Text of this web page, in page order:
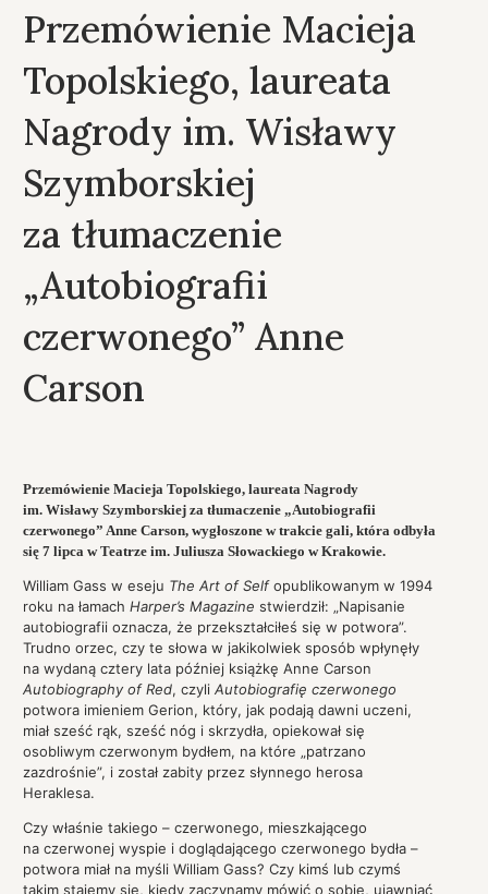
Przemówienie Macieja
Topolskiego, laureata
Nagrody im. Wisławy
Szymborskiej
za tłumaczenie
„Autobiografii
czerwonego” Anne
Carson
Przemówienie Macieja Topolskiego, laureata Nagrody
im. Wisławy Szymborskiej za tłumaczenie „Autobiografii
czerwonego” Anne Carson, wygłoszone w trakcie gali, która odbyła
się 7 lipca w Teatrze im. Juliusza Słowackiego w Krakowie.
William Gass w eseju The Art of Selfopublikowanym w 1994
roku na łamach Harper’s Magazine stwierdził: „Napisanie
autobiografii oznacza, że przekształciłeś się w potwora”.
Trudno orzec, czy te słowa w jakikolwiek sposób wpłynęły
na wydaną cztery lata później książkę Anne Carson
Autobiography of Red, czyli Autobiografię czerwonego
potwora imieniem Gerion, który, jak podają dawni uczeni,
miał sześć rąk, sześć nóg i skrzydła, opiekował się
osobliwym czerwonym bydłem, na które „patrzano
zazdrośnie”, i został zabity przez słynnego herosa
Heraklesa.
Czy właśnie takiego – czerwonego, mieszkającego
na czerwonej wyspie i doglądającego czerwonego bydła –
potwora miał na myśli William Gass? Czy kimś lub czymś
takim stajemy się, kiedy zaczynamy mówić o sobie, ujawniać